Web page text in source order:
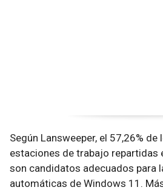
Según Lansweeper, el 57,26%
estaciones de trabajo repartidas
son candidatos adecuados para
automáticas de Windows 11.